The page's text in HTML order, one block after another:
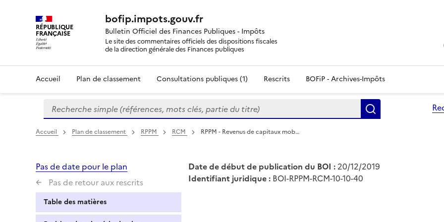
RÉPUBLIQUE
FRANÇAISE
bofip.impots.gouv.fr
Bulletin Officiel des Finances Publiques - Impôts
Le site des commentaires officiels des dispositions fiscales
de la direction générale des Finances publiques
Accueil Plan de classement Consultations publiques (1) Rescrits BOFiP - Archives-Impôts
Formulaire
de
recherche
Recherche simple (références, mots clés, partie du titre)
Accueil Plan de classement RPPM RCM RPPM - Revenus de capitaux mob…
Pas de date pour le plan
Pas de retour aux rescrits
Table des matières
Date de début de publication du BOI : 20/12/2019
Identifiant juridique : BOI-RPPM-RCM-10-10-40